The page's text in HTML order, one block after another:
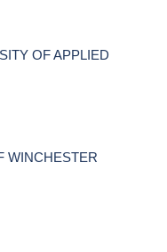
OF APPLIED
WINCHESTER